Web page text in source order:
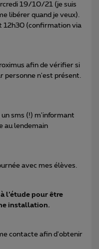
19/10/21 (je suis
libérer quand je veux).
12h30 (confirmation via
afin de vérifier si
personne n'est présent.
un sms (!) m'informant
au lendemain
avec mes élèves.
l’étude pour être
installation.
contacte afin d'obtenir